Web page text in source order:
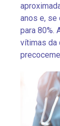
anos e, se
para 80%.
vítimas da